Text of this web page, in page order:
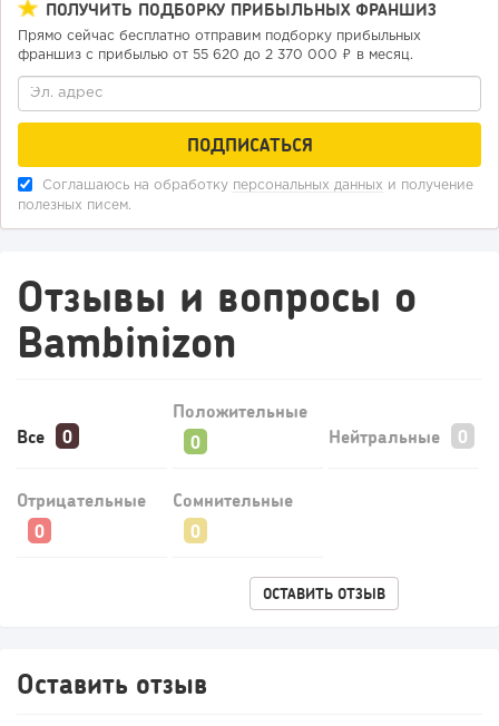
113
Конференции августа 2026: лучшие мероприятия месяца
ПОЛУЧИТЬ ПОДБОРКУ ПРИБЫЛЬНЫХ ФРАНШИЗ
Прямо сейчас бесплатно отправим подборку прибыльных
франшиз с прибылью от 55 620 до 2 370 000 ₽ в месяц.
Соглашаюсь на обработку персональных данных и получение
полезных писем.
Отзывы и вопросы о
Bambinizon
Все
Положительные
Нейтральные
Отрицательные Сомнительные
ОСТАВИТЬ ОТЗЫВ
Оставить отзыв